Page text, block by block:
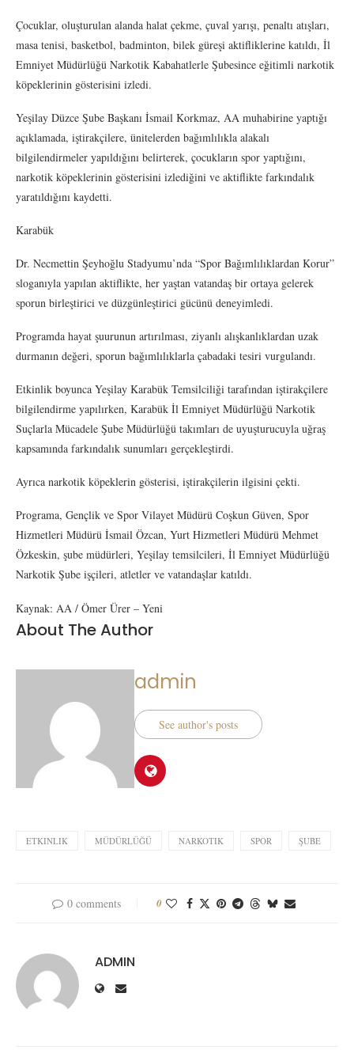
Çocuklar, oluşturulan alanda halat çekme, çuval yarışı, penaltı atışları,
masa tenisi, basketbol, badminton, bilek güreşi aktifliklerine katıldı, İl
Emniyet Müdürlüğü Narkotik Kabahatlerle Şubesince eğitimli narkotik
köpeklerinin gösterisini izledi.
Yeşilay Düzce Şube Başkanı İsmail Korkmaz, AA muhabirine yaptığı
açıklamada, iştirakçilere, ünitelerden bağımlılıkla alakalı
bilgilendirmeler yapıldığını belirterek, çocukların spor yaptığını,
narkotik köpeklerinin gösterisini izlediğini ve aktiflikte farkındalık
yaratıldığını kaydetti.
Karabük
Dr. Necmettin Şeyhoğlu Stadyumu’nda “Spor Bağımlılıklardan Korur”
sloganıyla yapılan aktiflikte, her yaştan vatandaş bir ortaya gelerek
sporun birleştirici ve düzgünleştirici gücünü deneyimledi.
Programda hayat şuurunun artırılması, ziyanlı alışkanlıklardan uzak
durmanın değeri, sporun bağımlılıklarla çabadaki tesiri vurgulandı.
Etkinlik boyunca Yeşilay Karabük Temsilciliği tarafından iştirakçilere
bilgilendirme yapılırken, Karabük İl Emniyet Müdürlüğü Narkotik
Suçlarla Mücadele Şube Müdürlüğü takımları de uyuşturucuyla uğraş
kapsamında farkındalık sunumları gerçekleştirdi.
Ayrıca narkotik köpeklerin gösterisi, iştirakçilerin ilgisini çekti.
Programa, Gençlik ve Spor Vilayet Müdürü Coşkun Güven, Spor
Hizmetleri Müdürü İsmail Özcan, Yurt Hizmetleri Müdürü Mehmet
Özkeskin, şube müdürleri, Yeşilay temsilcileri, İl Emniyet Müdürlüğü
Narkotik Şube işçileri, atletler ve vatandaşlar katıldı.
Kaynak: AA / Ömer Ürer – Yeni
About The Author
admin
See author's posts
ETKINLIK MÜDÜRLÜĞÜ NARKOTIK SPOR ŞUBE
0 comments 0
ADMIN